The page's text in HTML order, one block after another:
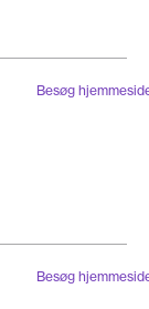
Besøg
Besøg